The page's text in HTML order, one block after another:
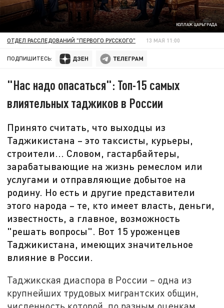
КОЛЛАЖ ЦАРЬГРАДА
ОТДЕЛ РАССЛЕДОВАНИЙ "ПЕРВОГО РУССКОГО" 13 МАЯ 11:00
ПОДПИШИТЕСЬ:
"Нас надо опасаться": Топ-15 самых
влиятельных таджиков в России
Принято считать, что выходцы из
Таджикистана – это таксисты, курьеры,
строители... Словом, гастарбайтеры,
зарабатывающие на жизнь ремеслом или
услугами и отправляющие добытое на
родину. Но есть и другие представители
этого народа – те, кто имеет власть, деньги,
известность, а главное, возможность
"решать вопросы". Вот 15 уроженцев
Таджикистана, имеющих значительное
влияние в России.
Таджикская диаспора в России – одна из
крупнейших трудовых мигрантских общин,
численность которой, по разным оценкам,